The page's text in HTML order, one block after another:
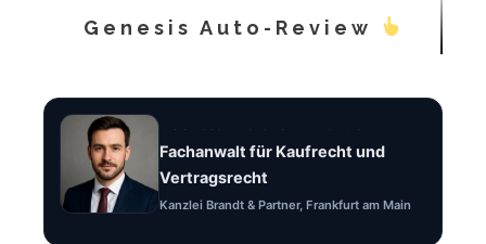
Genesis Auto-Review
Fachanwalt für Kaufrecht und
Vertragsrecht
Kanzlei Brandt & Partner, Frankfurt am Main